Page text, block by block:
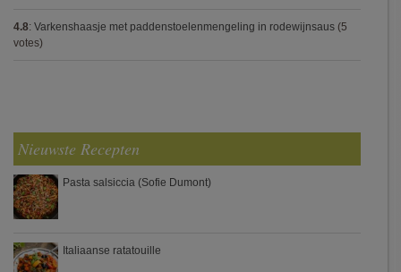
4.8: Varkenshaasje met paddenstoelenmengeling in rodewijnsaus (5
votes)
Nieuwste Recepten
Pasta salsiccia (Sofie Dumont)
Italiaanse ratatouille